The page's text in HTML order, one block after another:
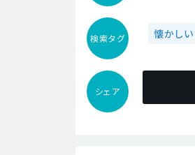
検索タグ 懐かしい
シェア